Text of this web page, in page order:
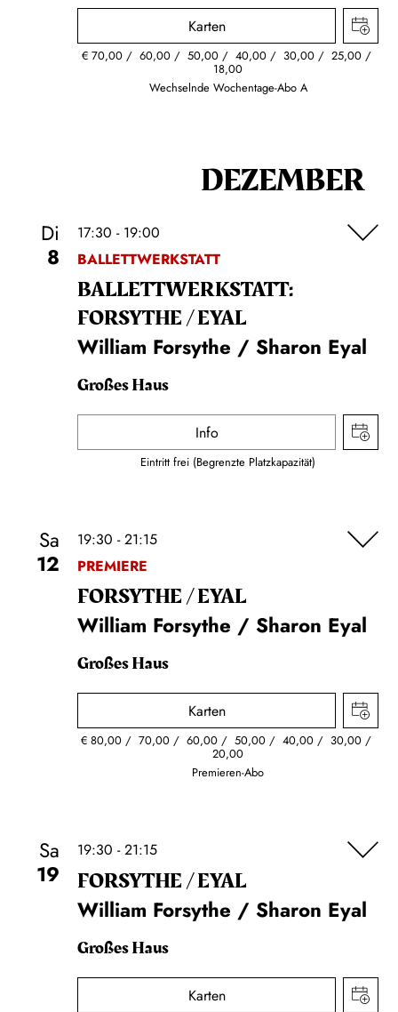
Karten
€ 70,00 60,00 50,00 40,00 30,00 25,00
18,00
Wechselnde Wochentage-Abo A
DEZEMBER
Di
8
17:30 - 19:00
BALLETTWERKSTATT
BALLETT­WERKSTATT:
FORSYTHE / EYAL
William Forsythe / Sharon Eyal
Großes Haus
Info
Eintritt frei (Begrenzte Platzkapazität)
Sa
12
19:30 - 21:15
PREMIERE
FORSYTHE / EYAL
William Forsythe / Sharon Eyal
Großes Haus
Karten
€80,00 70,00 60,00 50,00 40,00 30,00
20,00
Premieren-Abo
Sa
19
19:30 - 21:15
FORSYTHE / EYAL
William Forsythe / Sharon Eyal
Großes Haus
Karten